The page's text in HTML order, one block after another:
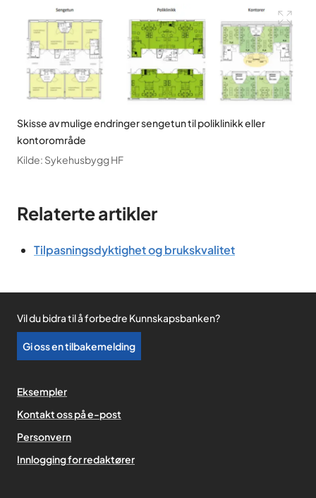
Skisse av mulige endringer sengetun til poliklinikk eller
kontorområde
Kilde: Sykehusbygg HF
Relaterte artikler
Tilpasningsdyktighet og brukskvalitet
Vil du bidra til å forbedre Kunnskapsbanken?
Gi oss en tilbakemelding
Eksempler
Kontakt oss på e-post
Personvern
Innlogging for redaktører